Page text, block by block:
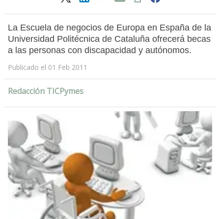
La Escuela de negocios de Europa en España de la
Universidad Politécnica de Cataluña ofrecerá becas
a las personas con discapacidad y autónomos.
Publicado el 01 Feb 2011
Redacción TICPymes